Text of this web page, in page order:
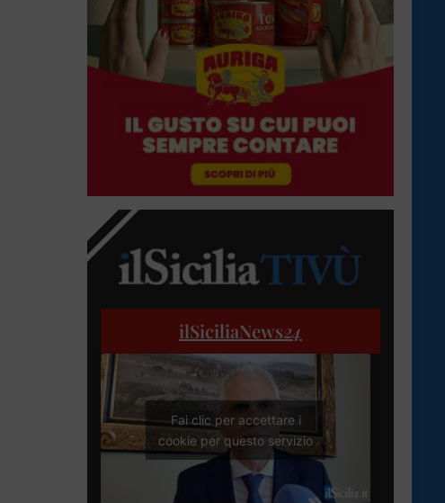
ilSiciliaNews24
Fai clic per accettare i
cookie per questo servizio